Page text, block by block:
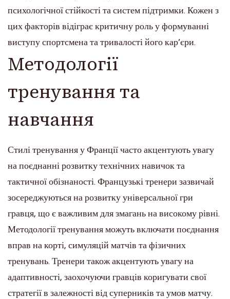
психологічної стійкості та систем підтримки. Кожен з
цих факторів відіграє критичну роль у формуванні
виступу спортсмена та тривалості його кар’єри.
Методології
тренування та
навчання
Стилі тренування у Франції часто акцентують увагу
на поєднанні розвитку технічних навичок та
тактичної обізнаності. Французькі тренери зазвичай
зосереджуються на розвитку універсальної гри
гравця, що є важливим для змагань на високому рівні.
Методології тренування можуть включати поєднання
вправ на корті, симуляцій матчів та фізичних
тренувань. Тренери також акцентують увагу на
адаптивності, заохочуючи гравців коригувати свої
стратегії в залежності від суперників та умов матчу.